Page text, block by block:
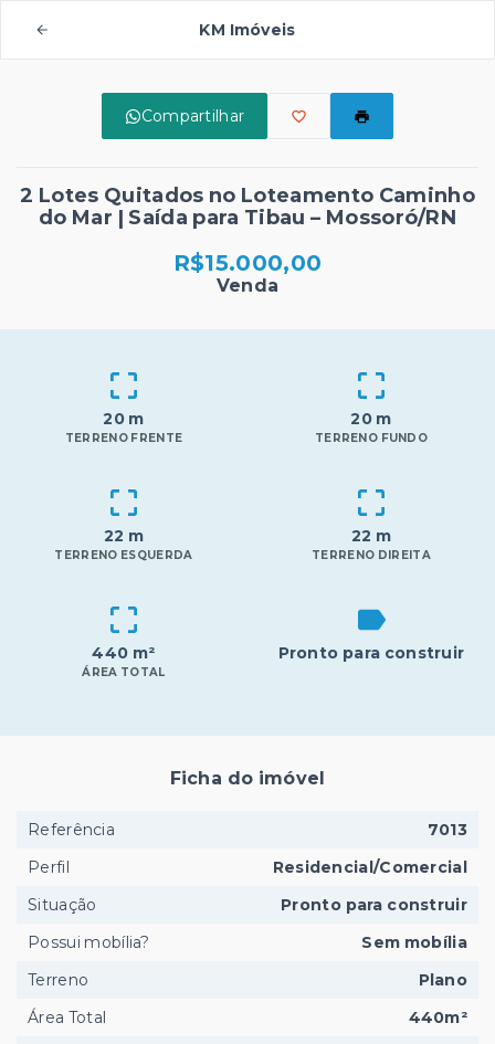
KM Imóveis
Compartilhar
2 Lotes Quitados no Loteamento Caminho
do Mar | Saída para Tibau – Mossoró/RN
R$15.000,00
Venda
20 m
TERRENO FRENTE
20 m
TERRENO FUNDO
22 m
TERRENO ESQUERDA
22 m
TERRENO DIREITA
440 m²
ÁREA TOTAL
Pronto para construir
Ficha do imóvel
Referência
7013
Perfil
Residencial/Comercial
Situação
Pronto para construir
Possui mobília?
Sem mobília
Terreno
Plano
Área Total
440m²